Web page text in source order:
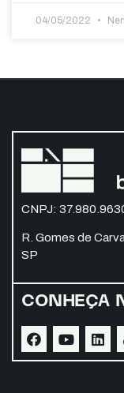
04/05/2022
CNPJ:
R. Gomes de
SP
CONHEÇA